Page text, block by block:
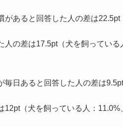
があると回答した人の差は
の差は17.5pt（犬を飼っている
毎日あると回答した人の差は
（犬を飼っている人：11.0%